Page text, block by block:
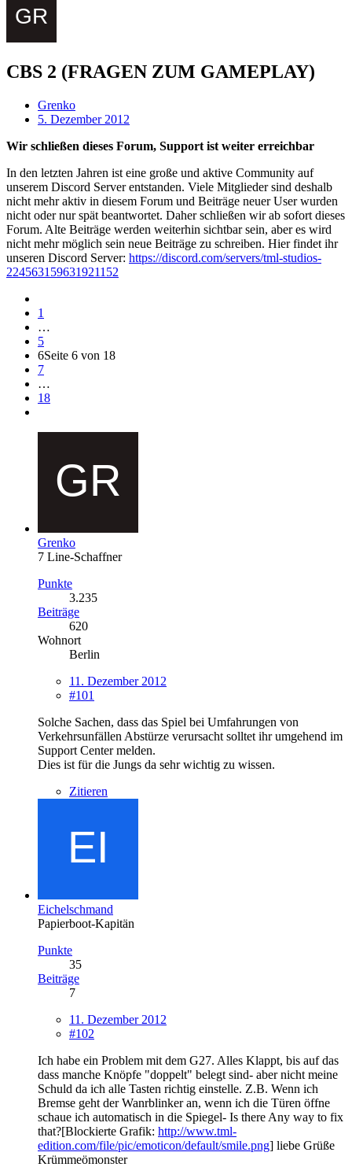
CBS 2 (FRAGEN ZUM GAMEPLAY)
Grenko
5. Dezember 2012
Wir schließen dieses Forum, Support ist weiter erreichbar
In den letzten Jahren ist eine große und aktive Community auf
unserem Discord Server entstanden. Viele Mitglieder sind deshalb
nicht mehr aktiv in diesem Forum und Beiträge neuer User wurden
nicht oder nur spät beantwortet. Daher schließen wir ab sofort dieses
Forum. Alte Beiträge werden weiterhin sichtbar sein, aber es wird
nicht mehr möglich sein neue Beiträge zu schreiben. Hier findet ihr
unseren Discord Server: https://discord.com/servers/tml-studios-
224563159631921152
1
…
5
6Seite 6 von 18
7
…
18
Grenko
7 Line-Schaffner
Punkte
3.235
Beiträge
620
Wohnort
Berlin
11. Dezember 2012
#101
Solche Sachen, dass das Spiel bei Umfahrungen von
Verkehrsunfällen Abstürze verursacht solltet ihr umgehend im
Support Center melden.
Dies ist für die Jungs da sehr wichtig zu wissen.
Zitieren
Eichelschmand
Papierboot-Kapitän
Punkte
35
Beiträge
7
11. Dezember 2012
#102
Ich habe ein Problem mit dem G27. Alles Klappt, bis auf das
dass manche Knöpfe "doppelt" belegt sind- aber nicht meine
Schuld da ich alle Tasten richtig einstelle. Z.B. Wenn ich
Bremse geht der Wanrblinker an, wenn ich die Türen öffne
schaue ich automatisch in die Spiegel- Is there Any way to fix
that?[Blockierte Grafik: http://www.tml-
edition.com/file/pic/emoticon/default/smile.png] liebe Grüße
Krümmeömonster